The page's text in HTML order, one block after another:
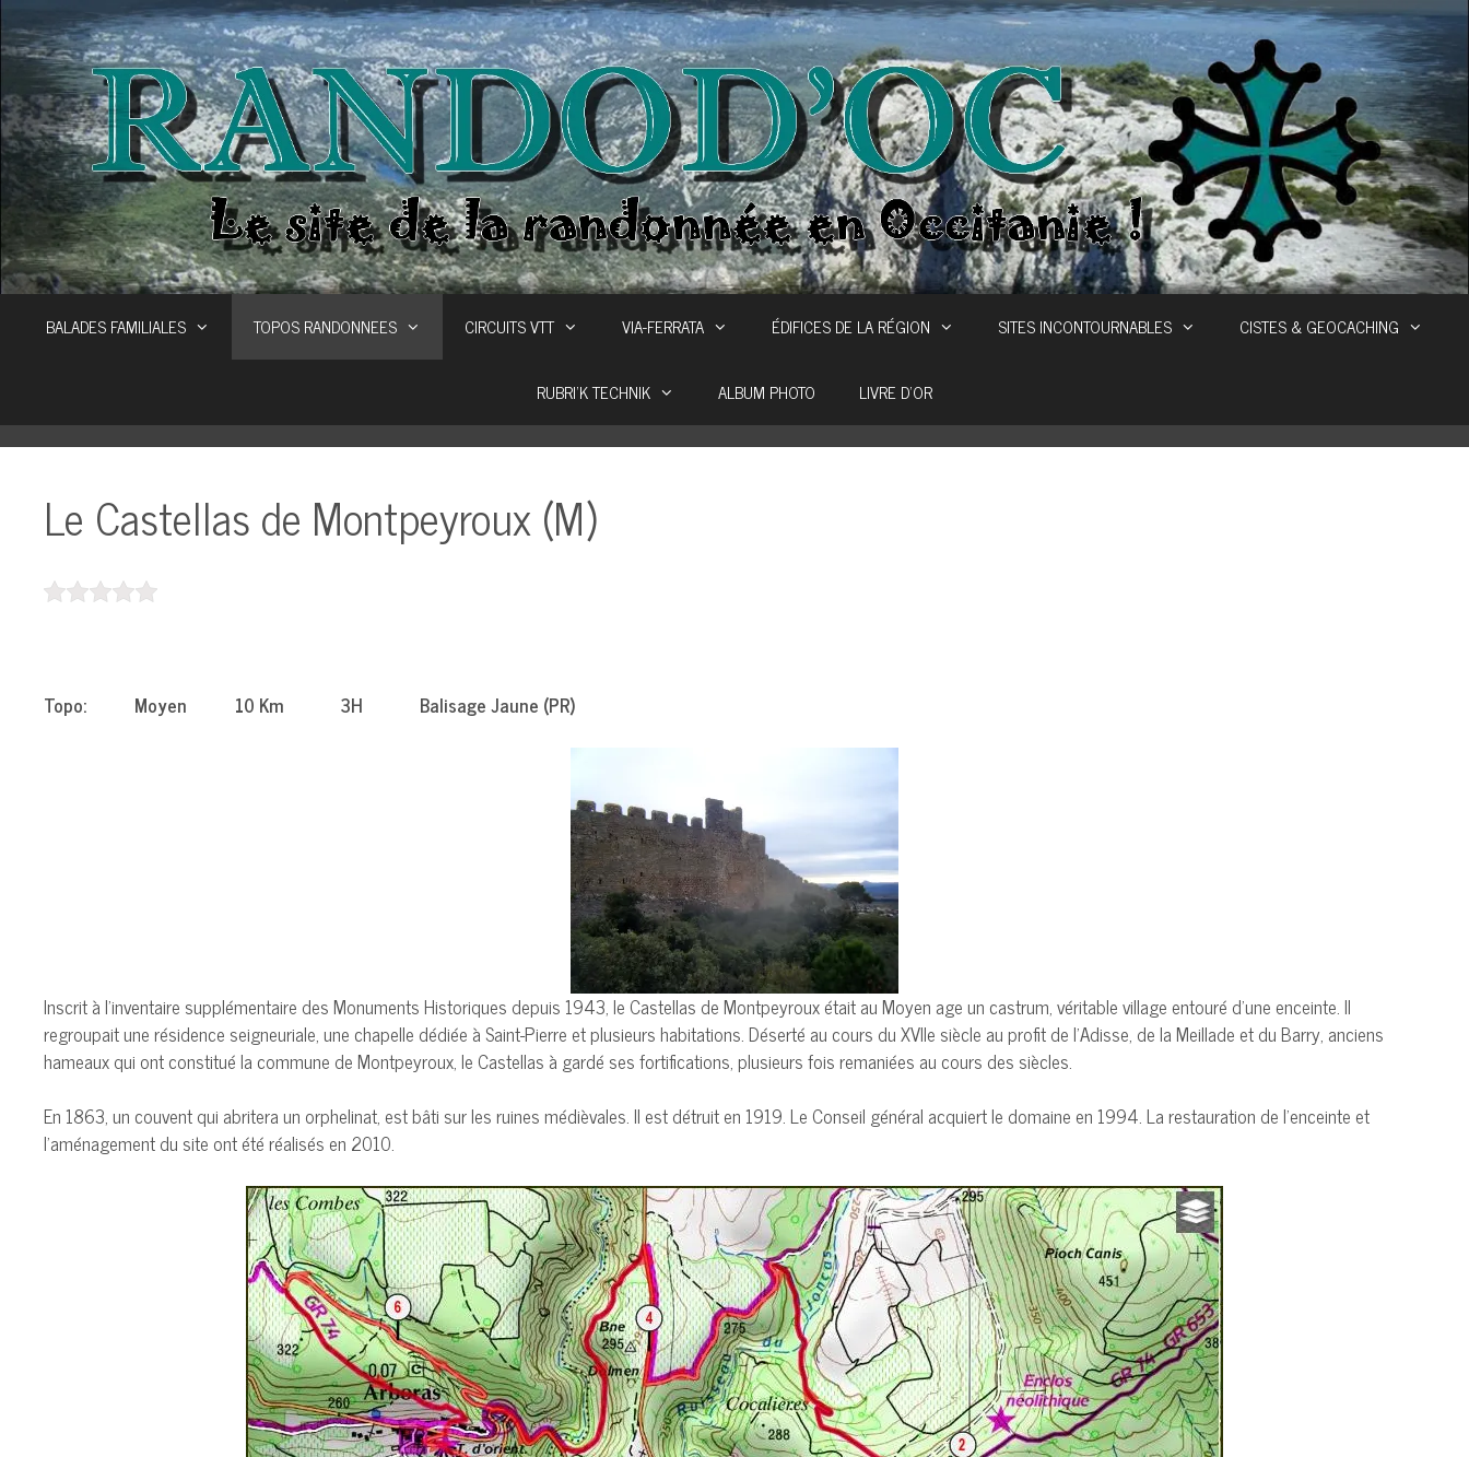
Aller
au
contenu
BALADES FAMILIALES TOPOS RANDONNEES CIRCUITS VTT VIA-FERRATA ÉDIFICES DE LA RÉGION SITES INCONTOURNABLES CISTES & GEOCACHING
RUBRI’K TECHNIK ALBUM PHOTO LIVRE D’OR
Le Castellas de Montpeyroux (M)
Topo: Moyen 10 Km 3H Balisage Jaune (PR)
Inscrit à l’inventaire supplémentaire des Monuments Historiques depuis 1943, le Castellas de Montpeyroux était au Moyen age un castrum, véritable village entouré d’une enceinte. Il
regroupait une résidence seigneuriale, une chapelle dédiée à Saint-Pierre et plusieurs habitations. Déserté au cours du XVIIe siècle au profit de l’Adisse, de la Meillade et du Barry, anciens
hameaux qui ont constitué la commune de Montpeyroux, le Castellas à gardé ses fortifications, plusieurs fois remaniées au cours des siècles.
En 1863, un couvent qui abritera un orphelinat, est bâti sur les ruines médièvales. Il est détruit en 1919. Le Conseil général acquiert le domaine en 1994. La restauration de l’enceinte et
l’aménagement du site ont été réalisés en 2010.